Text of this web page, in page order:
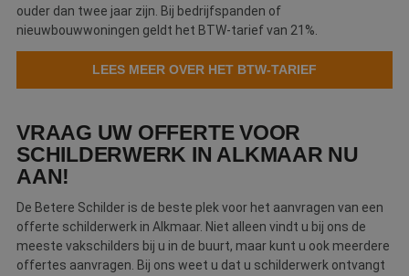
ouder dan twee jaar zijn. Bij bedrijfspanden of
nieuwbouwwoningen geldt het BTW-tarief van 21%.
LEES MEER OVER HET BTW-TARIEF
VRAAG UW OFFERTE VOOR
SCHILDERWERK IN ALKMAAR NU
AAN!
De Betere Schilder is de beste plek voor het aanvragen van een
offerte schilderwerk in Alkmaar. Niet alleen vindt u bij ons de
meeste vakschilders bij u in de buurt, maar kunt u ook meerdere
offertes aanvragen. Bij ons weet u dat u schilderwerk ontvangt